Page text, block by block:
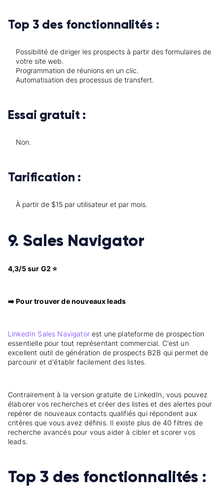
Top 3 des fonctionnalités :
Possibilité de diriger les prospects à partir des formulaires de
votre site web.
Programmation de réunions en un clic.
Automatisation des processus de transfert.
Essai gratuit :
Non.
Tarification :
À partir de $15 par utilisateur et par mois.
9. Sales Navigator
4,3/5 sur G2 ⭐
➡️ Pour trouver de nouveaux leads
LinkedIn Sales Navigatorest une plateforme de prospection
essentielle pour tout représentant commercial. C'est un
excellent outil de génération de prospects B2B qui permet de
parcourir et d'établir facilement des listes.
Contrairement à la version gratuite de LinkedIn, vous pouvez
élaborer vos recherches et créer des listes et des alertes pour
repérer de nouveaux contacts qualifiés qui répondent aux
critères que vous avez définis. Il existe plus de 40 filtres de
recherche avancés pour vous aider à cibler et scorer vos
leads.
Top 3 des fonctionnalités :